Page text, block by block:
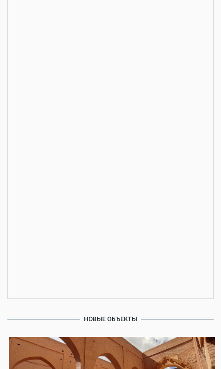
НОВЫЕ ОБЪЕКТЫ